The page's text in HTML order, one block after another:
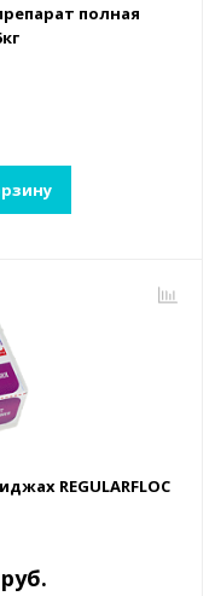
полная
REGULARFLOC